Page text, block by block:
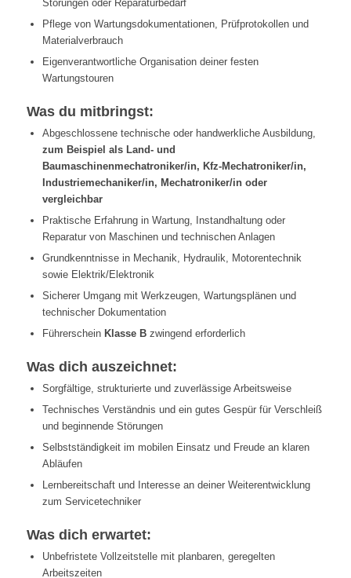
Störungen oder Reparaturbedarf
Pflege von Wartungsdokumentationen, Prüfprotokollen und
Materialverbrauch
Eigenverantwortliche Organisation deiner festen
Wartungstouren
Was du mitbringst:
Abgeschlossene technische oder handwerkliche Ausbildung,
zum Beispiel als Land- und
Baumaschinenmechatroniker/in, Kfz-Mechatroniker/in,
Industriemechaniker/in, Mechatroniker/in oder
vergleichbar
Praktische Erfahrung in Wartung, Instandhaltung oder
Reparatur von Maschinen und technischen Anlagen
Grundkenntnisse in Mechanik, Hydraulik, Motorentechnik
sowie Elektrik/Elektronik
Sicherer Umgang mit Werkzeugen, Wartungsplänen und
technischer Dokumentation
Führerschein Klasse Bzwingend erforderlich
Was dich auszeichnet:
Sorgfältige, strukturierte und zuverlässige Arbeitsweise
Technisches Verständnis und ein gutes Gespür für Verschleiß
und beginnende Störungen
Selbstständigkeit im mobilen Einsatz und Freude an klaren
Abläufen
Lernbereitschaft und Interesse an deiner Weiterentwicklung
zum Servicetechniker
Was dich erwartet:
Unbefristete Vollzeitstelle mit planbaren, geregelten
Arbeitszeiten